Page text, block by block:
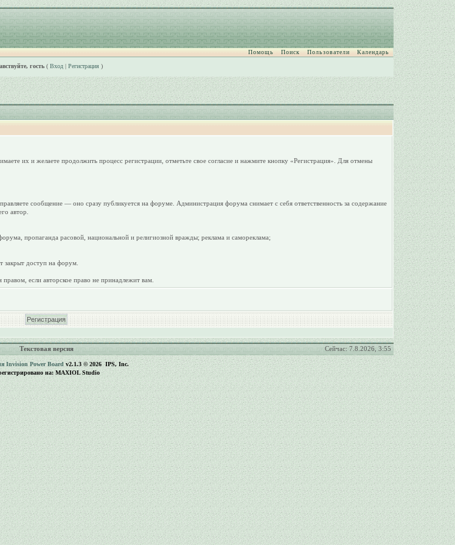
Помощь Поиск Пользователи Календарь
гость( Вход| Регистрация)
их и желаете продолжить процесс регистрации, отметьте свое согласие и нажмите кнопку «Регистрация». Для отмены
сообщение — оно сразу публикуется на форуме. Администрация форума снимает с себя ответственность за содержание
автор.
пропаганда расовой, национальной и религиозной вражды; реклама и самореклама;
закрыт доступ на форум.
если авторское право не принадлежит вам.
Текстовая версия Сейчас: 7.8.2026, 3:55
Invision Power Boardv2.1.3 © 2026 IPS, Inc.
на: MAXIOL Studio